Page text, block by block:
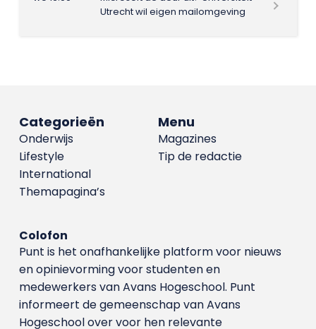
Utrecht wil eigen mailomgeving
Menu
Magazines
Tip de redactie
Categorieën
Onderwijs
Lifestyle
International
Themapagina’s
Colofon
Punt is het onafhankelijke platform voor nieuws
en opinievorming voor studenten en
medewerkers van Avans Hoge­school. Punt
informeert de gemeenschap van Avans
Hogeschool over voor hen relevante